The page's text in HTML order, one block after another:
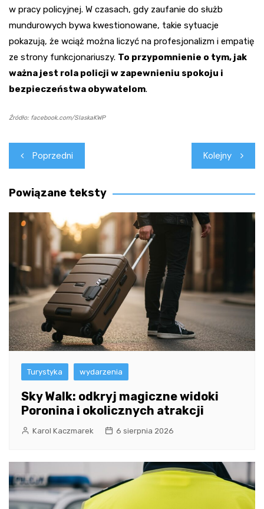
w pracy policyjnej. W czasach, gdy zaufanie do służb
mundurowych bywa kwestionowane, takie sytuacje
pokazują, że wciąż można liczyć na profesjonalizm i empatię
ze strony funkcjonariuszy. To przypomnienie o tym, jak
ważna jest rola policji w zapewnieniu spokoju i
bezpieczeństwa obywatelom.
Źródło: facebook.com/SlaskaKWP
Nawigacja
wpisu
Poprzedni Kolejny
Powiązane teksty
Turystyka wydarzenia
Sky Walk: odkryj magiczne widoki
Poronina i okolicznych atrakcji
Karol Kaczmarek 6 sierpnia 2026